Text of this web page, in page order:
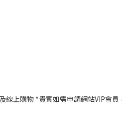
線上購物 *貴賓如需申請網站VIP會員